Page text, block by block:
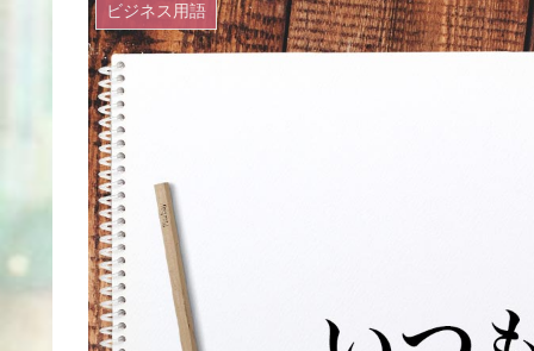
ビジネス用語